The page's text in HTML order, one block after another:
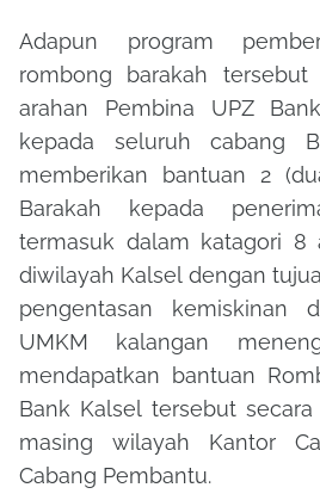
Adapun program
rombong barakah
arahan Pembina UPZ
kepada seluruh cabang
memberikan bantuan 2
Barakah kepada
termasuk dalam katagori 8
diwilayah Kalsel dengan
pengentasan kemiskinan
UMKM kalangan
mendapatkan bantuan
Bank Kalsel tersebut
masing wilayah Kantor
Cabang Pembantu.